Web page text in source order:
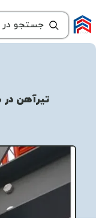
تیرآهن در